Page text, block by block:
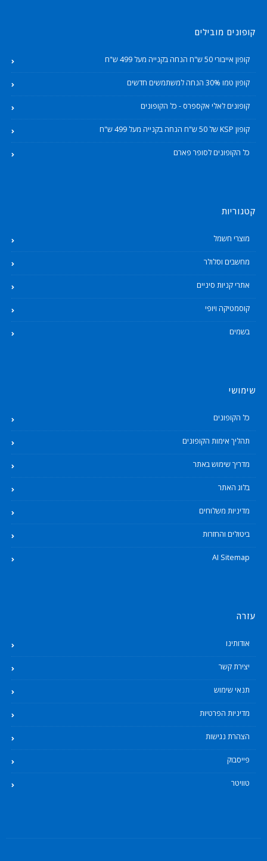
קופונים מובילים
קופון אייבורי 50 ש"ח הנחה בקנייה מעל 499 ש"ח
קופון טמו 30% הנחה למשתמשים חדשים
קופונים לאלי אקספרס - כל הקופונים
קופון KSP של 50 ש"ח הנחה בקנייה מעל 499 ש"ח
כל הקופונים לסופר פארם
קטגוריות
מוצרי חשמל
מחשבים וסלולר
אתרי קניות סיניים
קוסמטיקה ויופי
בשמים
שימושי
כל הקופונים
תהליך אימות הקופונים
מדריך שימוש באתר
בלוג האתר
מדיניות משלוחים
ביטולים והחזרות
AI Sitemap
עזרה
אודותינו
יצירת קשר
תנאי שימוש
מדיניות הפרטיות
הצהרת נגישות
פייסבוק
טוויטר